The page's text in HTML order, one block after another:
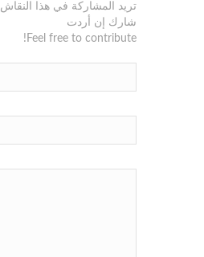
تريد المشاركة في هذا النقاش
شارك إن أردت
Feel free to contribute!